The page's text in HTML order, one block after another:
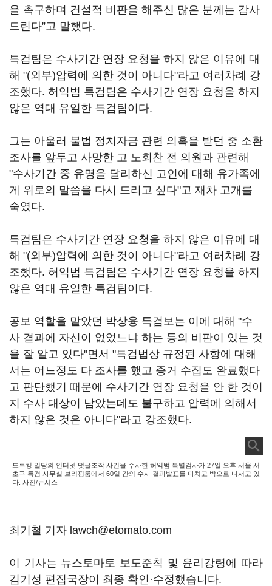
을 촉구하며 건설적 비판을 해주신 많은 분께는 감사
드린다”고 말했다.
특검팀은 수사기간 연장 요청을 하지 않은 이유에 대
해 "(외부)압력에 의한 것이 아니다"라고 여러차례 강
조했다. 허익범 특검팀은 수사기간 연장 요청을 하지
않은 역대 유일한 특검팀이다.
그는 아울러 불법 정치자금 관련 의혹을 받던 중 소환
조사를 앞두고 사망한 고 노회찬 전 의원과 관련해
"수사기간 중 유명을 달리하신 고인에 대해 유가족에
게 위로의 말씀을 다시 드리고 싶다"고 재차 고개를
숙였다.
특검팀은 수사기간 연장 요청을 하지 않은 이유에 대
해 "(외부)압력에 의한 것이 아니다"라고 여러차례 강
조했다. 허익범 특검팀은 수사기간 연장 요청을 하지
않은 역대 유일한 특검팀이다.
공보 역할을 맡았던 박상융 특검보는 이에 대해 "수
사 결과에 자신이 없었느냐 하는 등의 비판이 있는 것
을 잘 알고 있다"면서 "특검법상 규정된 사항에 대해
서는 어느정도 다 조사를 했고 증거 수집도 완료했다
고 판단했기 때문에 수사기간 연장 요청을 안 한 것이
지 수사 대상이 남았는데도 불구하고 압력에 의해서
하지 않은 것은 아니다"라고 강조했다.
드루킹 일당의 인터넷 댓글조작 사건을 수사한 허익범 특별검사가 27일 오후 서울 서
초구 특검 사무실 브리핑룸에서 60일 간의 수사 결과발표를 마치고 밖으로 나서고 있
다. 사진/뉴시스
최기철 기자 lawch@etomato.com
이 기사는 뉴스토마토 보도준칙 및 윤리강령에 따라
김기성 편집국장이 최종 확인·수정했습니다.